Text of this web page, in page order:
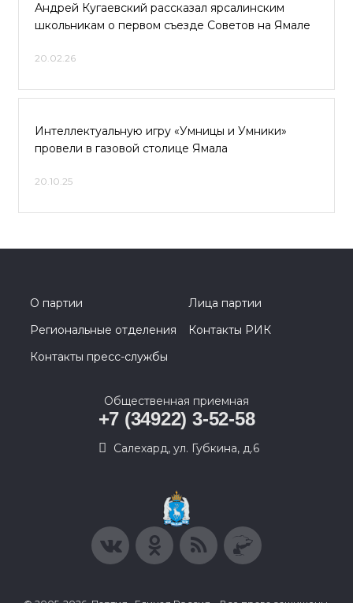
Андрей Кугаевский рассказал ярсалинским
школьникам о первом съезде Советов на Ямале
20.02.26
Интеллектуальную игру «Умницы и Умники»
провели в газовой столице Ямала
20.10.25
О партии
Лица партии
Региональные отделения
Контакты РИК
Контакты пресс-службы
Общественная приемная
+7 (34922) 3-52-58
Салехард, ул. Губкина, д.6